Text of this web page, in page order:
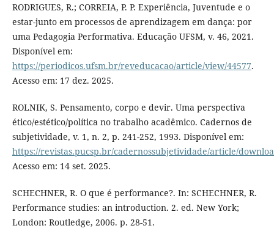
RODRIGUES, R.; CORREIA, P. P. Experiência, Juventude e o
estar-junto em processos de aprendizagem em dança: por
uma Pedagogia Performativa. Educação UFSM, v. 46, 2021.
Disponível em:
https://periodicos.ufsm.br/reveducacao/article/view/44577.
Acesso em: 17 dez. 2025.
ROLNIK, S. Pensamento, corpo e devir. Uma perspectiva
ético/estético/política no trabalho acadêmico. Cadernos de
subjetividade, v. 1, n. 2, p. 241-252, 1993. Disponível em:
https://revistas.pucsp.br/cadernossubjetividade/article/
Acesso em: 14 set. 2025.
SCHECHNER, R. O que é performance?. In: SCHECHNER, R.
Performance studies: an introduction. 2. ed. New York;
London: Routledge, 2006. p. 28-51.